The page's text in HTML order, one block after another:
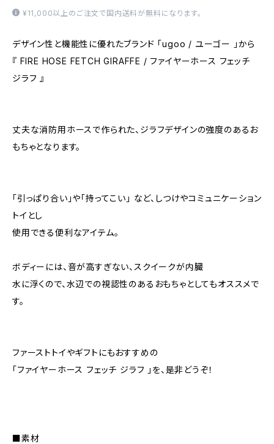
¥11,000以上のご注文で国内送料が無料になります。
デザイン性と機能性に優れたブランド 「ugoo / ユーゴー 」から
『 FIRE HOSE FETCH GIRAFFE / ファイヤーホース フェッチ
ジラフ 』
丈夫な消防用ホースで作られた、ジラフデザインの強度のあるお
もちゃとなります。
「引っぱり合い」や「持ってこい」 など、しつけやコミュニケーション
トイとし
使用できる便利なアイテム。
ボディーには、音が高すぎない、スクイークが内臓
水に浮くので、水辺での視認性のあるおもちゃとしてもオススメで
す。
ファーストトイやギフトにもおすすめの
「ファイヤーホース フェッチ ジラフ 」を、是非どうぞ！
■素材